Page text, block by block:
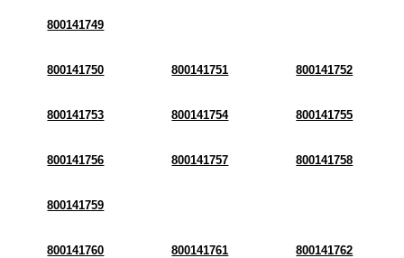
800141749
800141750 800141751 800141752
800141753 800141754 800141755
800141756 800141757 800141758
800141759
800141760 800141761 800141762